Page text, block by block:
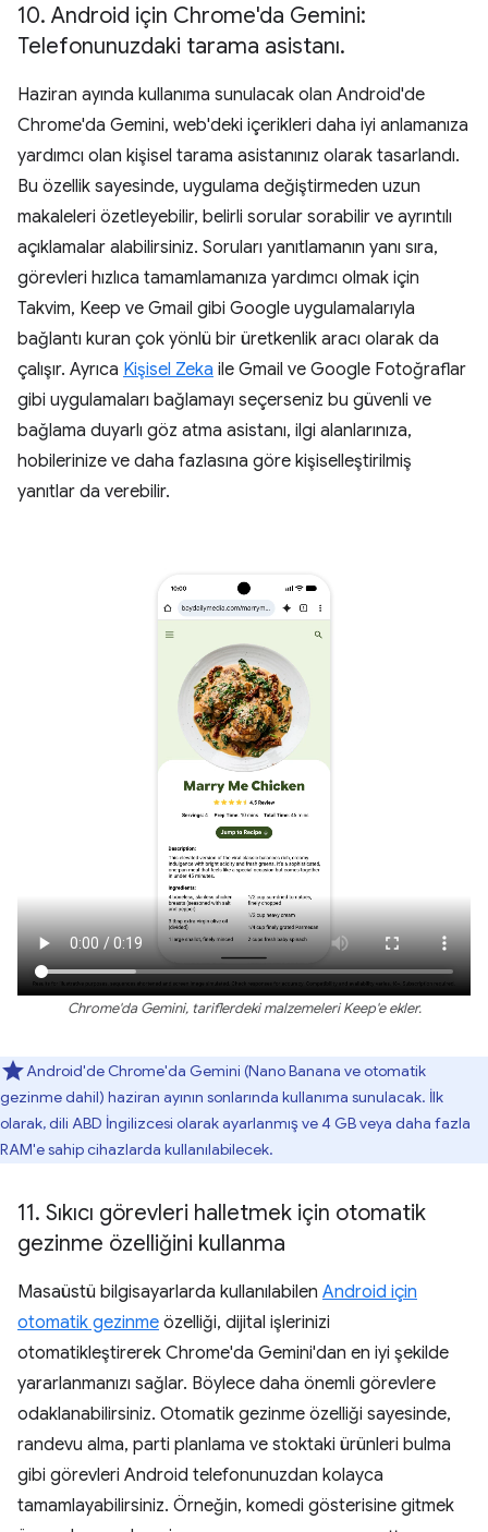
10. Android için Chrome'da Gemini:
Telefonunuzdaki tarama asistanı.
Haziran ayında kullanıma sunulacak olan Android'de
Chrome'da Gemini, web'deki içerikleri daha iyi anlamanıza
yardımcı olan kişisel tarama asistanınız olarak tasarlandı.
Bu özellik sayesinde, uygulama değiştirmeden uzun
makaleleri özetleyebilir, belirli sorular sorabilir ve ayrıntılı
açıklamalar alabilirsiniz. Soruları yanıtlamanın yanı sıra,
görevleri hızlıca tamamlamanıza yardımcı olmak için
Takvim, Keep ve Gmail gibi Google uygulamalarıyla
bağlantı kuran çok yönlü bir üretkenlik aracı olarak da
çalışır. Ayrıca Kişisel Zeka ile Gmail ve Google Fotoğraflar
gibi uygulamaları bağlamayı seçerseniz bu güvenli ve
bağlama duyarlı göz atma asistanı, ilgi alanlarınıza,
hobilerinize ve daha fazlasına göre kişiselleştirilmiş
yanıtlar da verebilir.
Chrome'da Gemini, tariflerdeki malzemeleri Keep'e ekler.
Android'de Chrome'da Gemini (Nano Banana ve otomatik
gezinme dahil) haziran ayının sonlarında kullanıma sunulacak. İlk
olarak, dili ABD İngilizcesi olarak ayarlanmış ve 4 GB veya daha fazla
RAM'e sahip cihazlarda kullanılabilecek.
11. Sıkıcı görevleri halletmek için otomatik
gezinme özelliğini kullanma
Masaüstü bilgisayarlarda kullanılabilen Android için
otomatik gezinme özelliği, dijital işlerinizi
otomatikleştirerek Chrome'da Gemini'dan en iyi şekilde
yararlanmanızı sağlar. Böylece daha önemli görevlere
odaklanabilirsiniz. Otomatik gezinme özelliği sayesinde,
randevu alma, parti planlama ve stoktaki ürünleri bulma
gibi görevleri Android telefonunuzdan kolayca
tamamlayabilirsiniz. Örneğin, komedi gösterisine gitmek